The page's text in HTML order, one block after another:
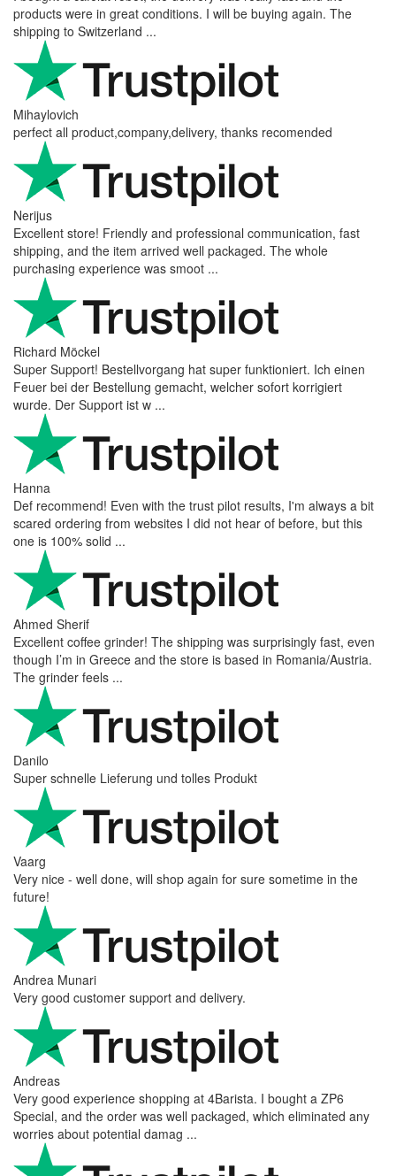
products were in great conditions. I will be buying again. The
shipping to Switzerland ...
Mihaylovich
perfect all product,company,delivery, thanks recomended
Nerijus
Excellent store! Friendly and professional communication, fast
shipping, and the item arrived well packaged. The whole
purchasing experience was smoot ...
Richard Möckel
Super Support! Bestellvorgang hat super funktioniert. Ich einen
Feuer bei der Bestellung gemacht, welcher sofort korrigiert
wurde. Der Support ist w ...
Hanna
Def recommend! Even with the trust pilot results, I'm always a bit
scared ordering from websites I did not hear of before, but this
one is 100% solid ...
Ahmed Sherif
Excellent coffee grinder! The shipping was surprisingly fast, even
though I’m in Greece and the store is based in Romania/Austria.
The grinder feels ...
Danilo
Super schnelle Lieferung und tolles Produkt
Vaarg
Very nice - well done, will shop again for sure sometime in the
future!
Andrea Munari
Very good customer support and delivery.
Andreas
Very good experience shopping at 4Barista. I bought a ZP6
Special, and the order was well packaged, which eliminated any
worries about potential damag ...